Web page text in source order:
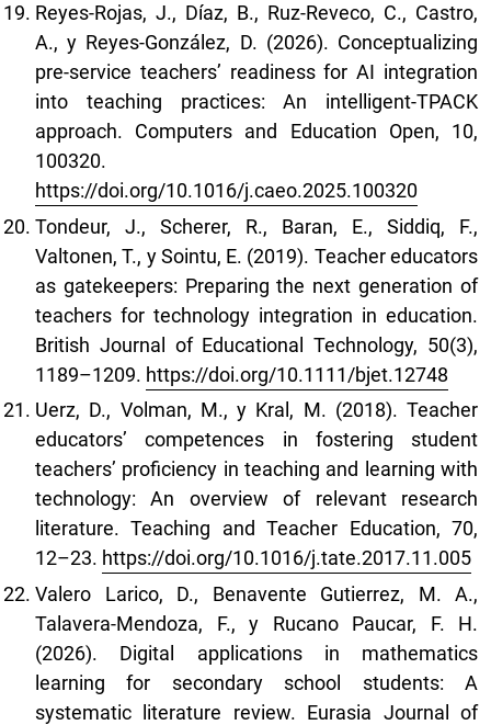
Reyes-Rojas, J., Díaz, B., Ruz-Reveco, C., Castro,
A., y Reyes-González, D. (2026). Conceptualizing
pre-service teachers’ readiness for AI integration
into teaching practices: An intelligent-TPACK
approach. Computers and Education Open, 10,
100320.
https://doi.org/10.1016/j.caeo.2025.100320
Tondeur, J., Scherer, R., Baran, E., Siddiq, F.,
Valtonen, T., y Sointu, E. (2019). Teacher educators
as gatekeepers: Preparing the next generation of
teachers for technology integration in education.
British Journal of Educational Technology, 50(3),
1189–1209. https://doi.org/10.1111/bjet.12748
Uerz, D., Volman, M., y Kral, M. (2018). Teacher
educators’ competences in fostering student
teachers’ proficiency in teaching and learning with
technology: An overview of relevant research
literature. Teaching and Teacher Education, 70,
12–23. https://doi.org/10.1016/j.tate.2017.11.005
Valero Larico, D., Benavente Gutierrez, M. A.,
Talavera-Mendoza, F., y Rucano Paucar, F. H.
(2026). Digital applications in mathematics
learning for secondary school students: A
systematic literature review. Eurasia Journal of